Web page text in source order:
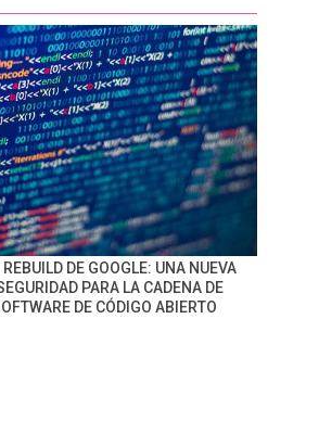
DE GOOGLE: UNA NUEVA
PARA LA CADENA DE
DE CÓDIGO ABIERTO